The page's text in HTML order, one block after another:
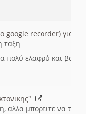
google recorder) για
ταξη
πολύ ελαφρύ και
αλλα μπορειτε να το